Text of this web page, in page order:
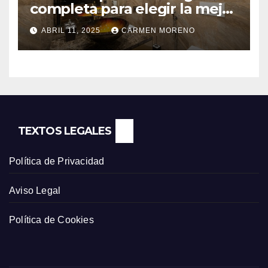
completa para elegir la mejor
opción
ABRIL 11, 2025 CARMEN MORENO
TEXTOS LEGALES
Política de Privacidad
Aviso Legal
Política de Cookies